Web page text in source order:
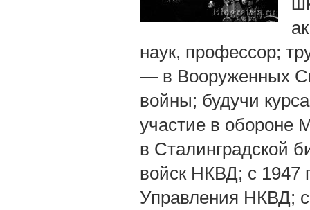
наук, профессор;
— в Вооруженных
войны; будучи
участие в обороне
в Сталинградской
войск НКВД; с 1947
Управления НКВД;